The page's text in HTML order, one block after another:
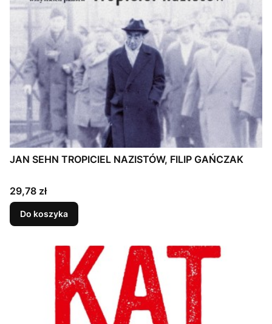
JAN SEHN TROPICIEL NAZISTÓW, FILIP GAŃCZAK
Cena
29,78 zł
Do koszyka